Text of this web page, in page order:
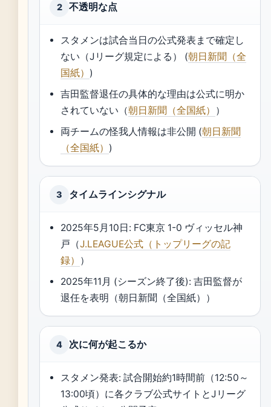
2 不透明な点
スタメンは試合当日の公式発表まで確定し
ない（Jリーグ規定による） (朝日新聞（全
国紙） )
吉田監督退任の具体的な理由は公式に明か
されていない（朝日新聞（全国紙） ）
両チームの怪我人情報は非公開 (朝日新聞
（全国紙） )
3 タイムラインシグナル
2025年5月10日: FC東京 1-0 ヴィッセル神
戸（J.LEAGUE公式（トップリーグの記
録） ）
2025年11月 (シーズン終了後): 吉田監督が
退任を表明（朝日新聞（全国紙））
4 次に何が起こるか
スタメン発表: 試合開始約1時間前（12:50～
13:00頃）に各クラブ公式サイトとJリーグ